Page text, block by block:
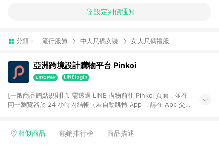
設定到價通知
分類： 流行服飾 中大尺碼女裝 女大尺碼禮服
亞洲跨境設計購物平台 Pinkoi
[一般商品贈點規則] 1. 需透過 LINE 購物前往 Pinkoi 頁面，並在
同一瀏覽器於 24 小時內結帳（若自動跳轉 App ，請在 App 交
回饋訂單不得享有 Pinkoi 站方優惠，例如首購優惠，P coins，
相似商品 熱銷排行榜 商品描述